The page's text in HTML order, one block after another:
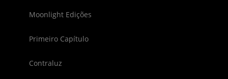
Moonlight Edições
Primeiro Capítulo
Contraluz